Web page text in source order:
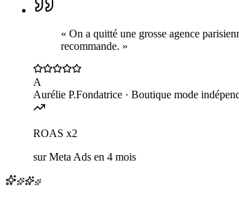
« On a quitté une grosse agence
recommande. »
A
Aurélie P.Fondatrice · Boutique mode
ROAS x2
sur Meta Ads en 4 mois